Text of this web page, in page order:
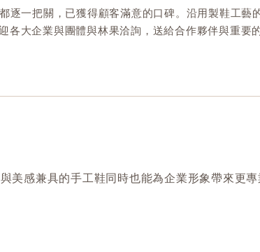
逐一把關，已獲得顧客滿意的口碑。沿用製鞋工藝
各大企業與團體與林果洽詢，送給合作夥伴與重要
美感兼具的手工鞋同時也能為企業形象帶來更